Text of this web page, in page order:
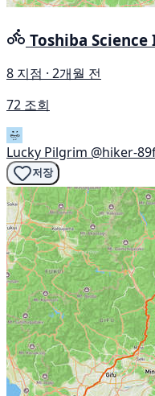
Toshiba
8 지점 · 2개월 전
72 조회
Lucky Pilgrim @hiker-
저장